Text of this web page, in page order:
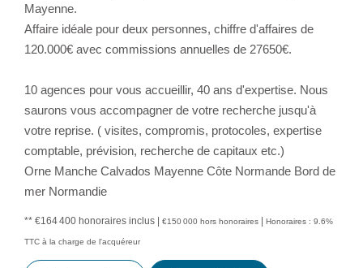
Mayenne.
Affaire idéale pour deux personnes, chiffre d'affaires de
120.000€ avec commissions annuelles de 27650€.
10 agences pour vous accueillir, 40 ans d'expertise. Nous
saurons vous accompagner de votre recherche jusqu'à
votre reprise. ( visites, compromis, protocoles, expertise
comptable, prévision, recherche de capitaux etc.)
Orne Manche Calvados Mayenne Côte Normande Bord de
mer Normandie
** €164 400 honoraires inclus | €150 000 hors honoraires | Honoraires : 9.6%
TTC à la charge de l'acquéreur